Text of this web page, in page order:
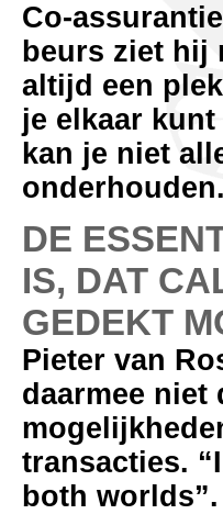
Co-
beurs ziet hij
altijd een
je elkaar
kan je niet
DE
IS, DAT
GEDEKT
Pieter van
daarmee niet
transacties.
both worlds”.